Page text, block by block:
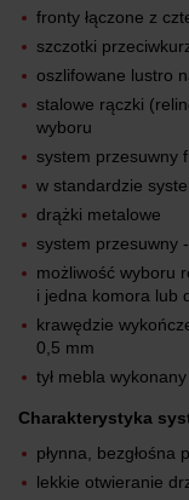
fronty łączone z
szczotki
oszlifowane lustro
stalowe rączki
wyboru
system przesuwny
w standardzie
drążki metalowe
system przesuwny
możliwość wyboru
i jedna komora lub
krawędzie
0,5 mm
tył mebla
Charakterystyka
płynna, bezgłośna
lekkie otwieranie